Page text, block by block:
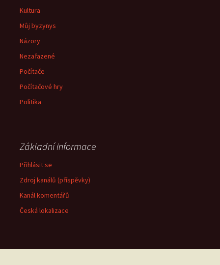
Kultura
Můj byzynys
Názory
Nezařazené
Počítače
Počítačové hry
Politika
Základní informace
Přihlásit se
Zdroj kanálů (příspěvky)
Kanál komentářů
Česká lokalizace